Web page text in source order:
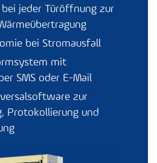
jeder Türöffnung zur
bei Stromausfall
mit
SMS oder E-Mail
zur
Protokollierung und